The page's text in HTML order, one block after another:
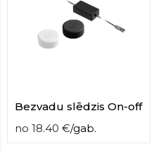
Bezvadu slēdzis On-off
no 18.40 €/gab.